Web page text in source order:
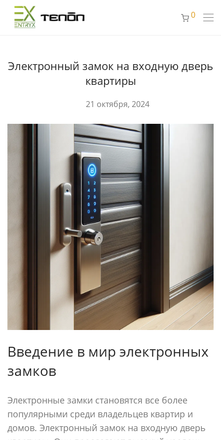
0
Электронный замок на входную дверь
квартиры
21 октября, 2024
Введение в мир электронных
замков
Электронные замки становятся все более
популярными среди владельцев квартир и
домов. Электронный замок на входную дверь